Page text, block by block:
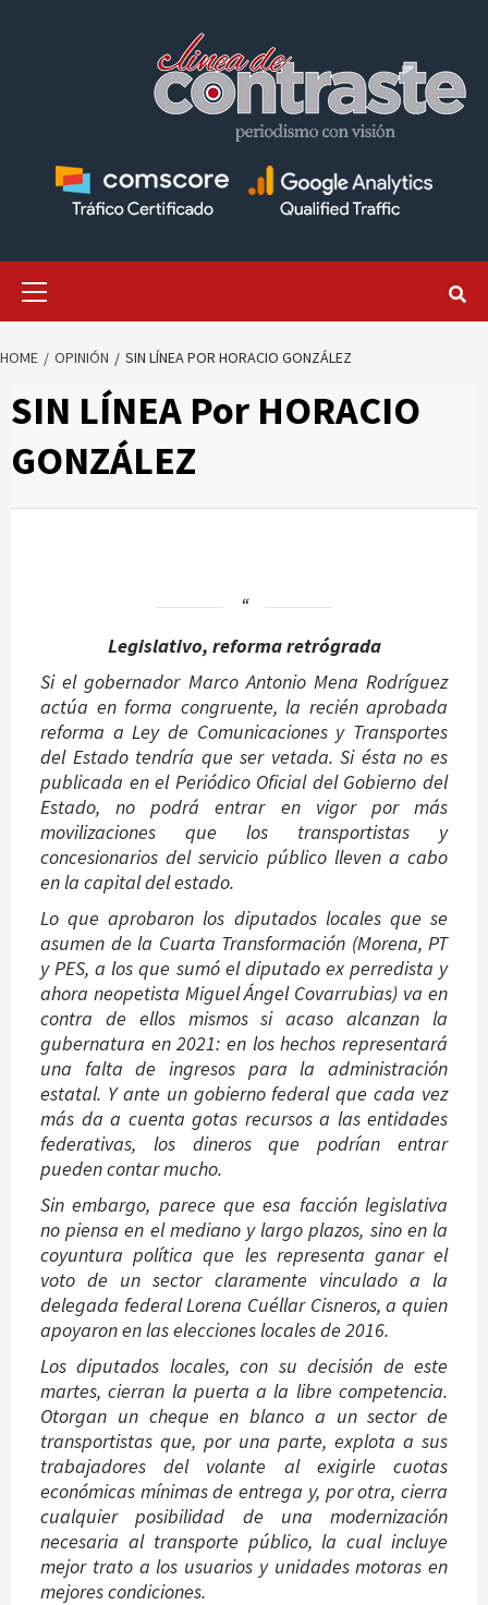
HOME OPINIÓN SIN LÍNEA POR HORACIO GONZÁLEZ
SIN LÍNEA Por HORACIO
GONZÁLEZ
Legislativo, reforma retrógrada
Si el gobernador Marco Antonio Mena Rodríguez
actúa en forma congruente, la recién aprobada
reforma a Ley de Comunicaciones y Transportes
del Estado tendría que ser vetada. Si ésta no es
publicada en el Periódico Oficial del Gobierno del
Estado, no podrá entrar en vigor por más
movilizaciones que los transportistas y
concesionarios del servicio público lleven a cabo
en la capital del estado.
Lo que aprobaron los diputados locales que se
asumen de la Cuarta Transformación (Morena, PT
y PES, a los que sumó el diputado ex perredista y
ahora neopetista Miguel Ángel Covarrubias) va en
contra de ellos mismos si acaso alcanzan la
gubernatura en 2021: en los hechos representará
una falta de ingresos para la administración
estatal. Y ante un gobierno federal que cada vez
más da a cuenta gotas recursos a las entidades
federativas, los dineros que podrían entrar
pueden contar mucho.
Sin embargo, parece que esa facción legislativa
no piensa en el mediano y largo plazos, sino en la
coyuntura política que les representa ganar el
voto de un sector claramente vinculado a la
delegada federal Lorena Cuéllar Cisneros, a quien
apoyaron en las elecciones locales de 2016.
Los diputados locales, con su decisión de este
martes, cierran la puerta a la libre competencia.
Otorgan un cheque en blanco a un sector de
transportistas que, por una parte, explota a sus
trabajadores del volante al exigirle cuotas
económicas mínimas de entrega y, por otra, cierra
cualquier posibilidad de una modernización
necesaria al transporte público, la cual incluye
mejor trato a los usuarios y unidades motoras en
mejores condiciones.